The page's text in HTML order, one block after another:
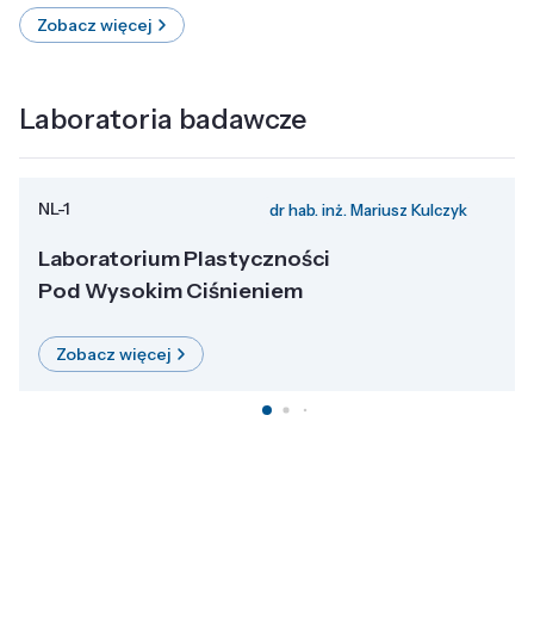
Zobacz więcej
Laboratoria badawcze
NL-1 dr hab. inż. Mariusz Kulczyk
Laboratorium Plastyczności
Pod Wysokim Ciśnieniem
Zobacz więcej